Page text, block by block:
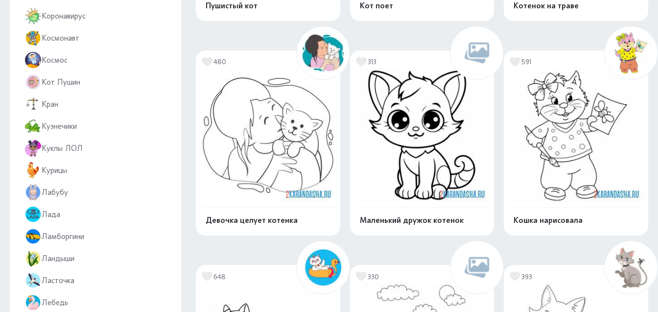
Коронавирус
Космонавт
Космос
Кот Пушин
Кран
Кузнечики
Куклы ЛОЛ
Курицы
Лабубу
Лада
Ламборгини
Ландыши
Ласточка
Лебедь
Пушистый кот
Распечатать и скачать
Кот поет Котенок на траве
480
Девочка целует котенка
313
Маленький дружок котенок
591
Кошка нарисовала
648 330 393